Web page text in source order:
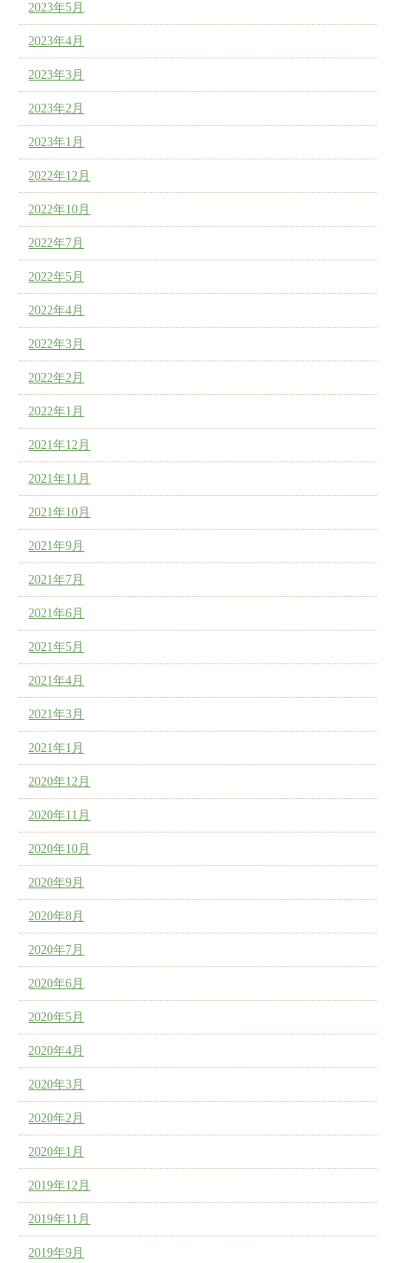
2023年5月
2023年4月
2023年3月
2023年2月
2023年1月
2022年12月
2022年10月
2022年7月
2022年5月
2022年4月
2022年3月
2022年2月
2022年1月
2021年12月
2021年11月
2021年10月
2021年9月
2021年7月
2021年6月
2021年5月
2021年4月
2021年3月
2021年1月
2020年12月
2020年11月
2020年10月
2020年9月
2020年8月
2020年7月
2020年6月
2020年5月
2020年4月
2020年3月
2020年2月
2020年1月
2019年12月
2019年11月
2019年9月